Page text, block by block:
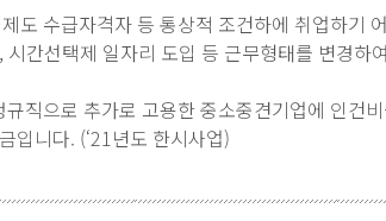
도 수급자격자 등 통상적 조건하에 취업하기
간선택제 일자리 도입 등 근무형태를 변경하
직으로 추가로 고용한 중소중견기업에 인건
입니다. (‘21년도 한시사업)